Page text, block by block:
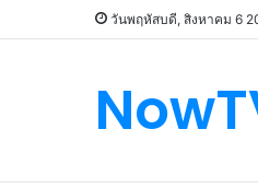
วันพฤหัสบดี, สิงหาคม 6